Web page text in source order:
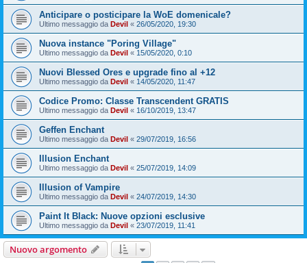
Anticipare o posticipare la WoE domenicale?
Ultimo messaggio da Devil « 26/05/2020, 19:30
Nuova instance "Poring Village"
Ultimo messaggio da Devil « 15/05/2020, 0:10
Nuovi Blessed Ores e upgrade fino al +12
Ultimo messaggio da Devil « 14/05/2020, 11:47
Codice Promo: Classe Transcendent GRATIS
Ultimo messaggio da Devil « 16/10/2019, 13:47
Geffen Enchant
Ultimo messaggio da Devil « 29/07/2019, 16:56
Illusion Enchant
Ultimo messaggio da Devil « 25/07/2019, 14:09
Illusion of Vampire
Ultimo messaggio da Devil « 24/07/2019, 14:30
Paint It Black: Nuove opzioni esclusive
Ultimo messaggio da Devil « 23/07/2019, 11:41
Nuovo argomento